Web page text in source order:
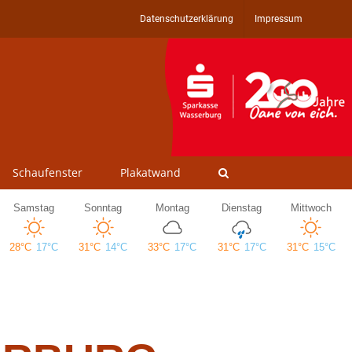
Datenschutzerklärung Impressum
Schaufenster Plakatwand